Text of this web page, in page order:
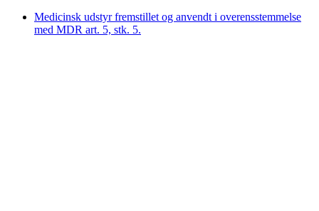
Medicinsk udstyr fremstillet og anvendt i overensstemmelse
med MDR art. 5, stk. 5.